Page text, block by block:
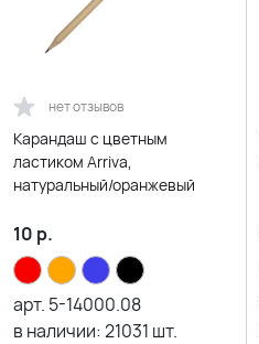
нет отзывов
Карандаш с цветным
ластиком Arriva,
натуральный/оранжевый
10 р.
арт. 5-14000.08
в наличии:21031 шт.